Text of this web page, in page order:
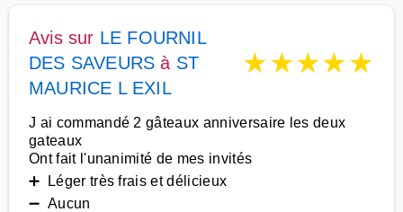
Avis sur LE FOURNIL
DES SAVEURS à ST
MAURICE L EXIL
★★★★★
J ai commandé 2 gâteaux anniversaire les deux
gateaux
Ont fait l'unanimité de mes invités
➕ Léger très frais et délicieux
➖ Aucun